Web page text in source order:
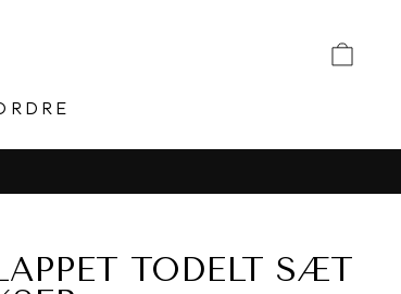
TODELT SÆT